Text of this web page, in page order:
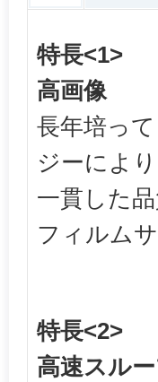
特長<1>
高画像
長年培っ
ジーによ
一貫した
フィルム
特長<2>
高速スル